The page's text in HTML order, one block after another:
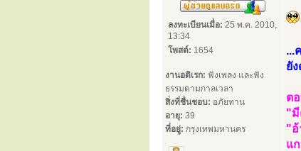
ลงทะเบียนเมื่อ: 25 พ.ค. 2010,
13:34
โพสต์: 1654
งานอดิเรก: ฟังเพลง และฟัง
ธรรมตามกาลเวลา
สิ่งที่ชื่นชอบ: อภัยทาน
อายุ: 39
ที่อยู่: กรุงเทพมหานคร
...
ยั
ต
"มี
"อ้
แ